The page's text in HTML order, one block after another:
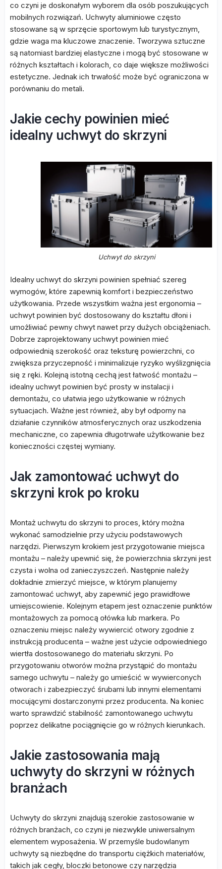
co czyni je doskonałym wyborem dla osób poszukujących
mobilnych rozwiązań. Uchwyty aluminiowe często
stosowane są w sprzęcie sportowym lub turystycznym,
gdzie waga ma kluczowe znaczenie. Tworzywa sztuczne
są natomiast bardziej elastyczne i mogą być stosowane w
różnych kształtach i kolorach, co daje większe możliwości
estetyczne. Jednak ich trwałość może być ograniczona w
porównaniu do metali.
Jakie cechy powinien mieć
idealny uchwyt do skrzyni
Uchwyt do skrzyni
Idealny uchwyt do skrzyni powinien spełniać szereg
wymogów, które zapewnią komfort i bezpieczeństwo
użytkowania. Przede wszystkim ważna jest ergonomia –
uchwyt powinien być dostosowany do kształtu dłoni i
umożliwiać pewny chwyt nawet przy dużych obciążeniach.
Dobrze zaprojektowany uchwyt powinien mieć
odpowiednią szerokość oraz teksturę powierzchni, co
zwiększa przyczepność i minimalizuje ryzyko wyślizgnięcia
się z ręki. Kolejną istotną cechą jest łatwość montażu –
idealny uchwyt powinien być prosty w instalacji i
demontażu, co ułatwia jego użytkowanie w różnych
sytuacjach. Ważne jest również, aby był odporny na
działanie czynników atmosferycznych oraz uszkodzenia
mechaniczne, co zapewnia długotrwałe użytkowanie bez
konieczności częstej wymiany.
Jak zamontować uchwyt do
skrzyni krok po kroku
Montaż uchwytu do skrzyni to proces, który można
wykonać samodzielnie przy użyciu podstawowych
narzędzi. Pierwszym krokiem jest przygotowanie miejsca
montażu – należy upewnić się, że powierzchnia skrzyni jest
czysta i wolna od zanieczyszczeń. Następnie należy
dokładnie zmierzyć miejsce, w którym planujemy
zamontować uchwyt, aby zapewnić jego prawidłowe
umiejscowienie. Kolejnym etapem jest oznaczenie punktów
montażowych za pomocą ołówka lub markera. Po
oznaczeniu miejsc należy wywiercić otwory zgodnie z
instrukcją producenta – ważne jest użycie odpowiedniego
wiertła dostosowanego do materiału skrzyni. Po
przygotowaniu otworów można przystąpić do montażu
samego uchwytu – należy go umieścić w wywierconych
otworach i zabezpieczyć śrubami lub innymi elementami
mocującymi dostarczonymi przez producenta. Na koniec
warto sprawdzić stabilność zamontowanego uchwytu
poprzez delikatne pociągnięcie go w różnych kierunkach.
Jakie zastosowania mają
uchwyty do skrzyni w różnych
branżach
Uchwyty do skrzyni znajdują szerokie zastosowanie w
różnych branżach, co czyni je niezwykle uniwersalnym
elementem wyposażenia. W przemyśle budowlanym
uchwyty są niezbędne do transportu ciężkich materiałów,
takich jak cegły, bloczki betonowe czy narzędzia